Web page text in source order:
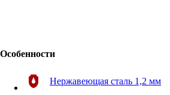
Особенности
Нержавеющая сталь 1,2 мм